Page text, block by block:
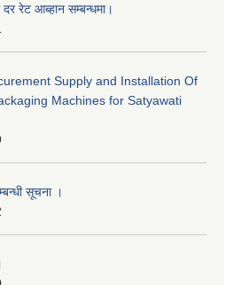
रेट आब्हान सम्बन्धमा।
Supply and Installation Of
Machines for Satyawati
सूचना ।